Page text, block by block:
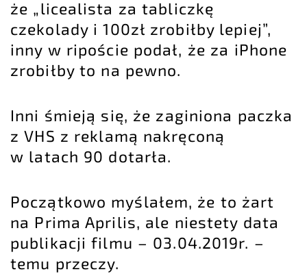
że „licealista za tabliczkę
czekolady i 100zł zrobiłby lepiej”,
inny w ripoście podał, że za iPhone
zrobiłby to na pewno.
Inni śmieją się, że zaginiona paczka
z VHS z reklamą nakręconą
w latach 90 dotarła.
Początkowo myślałem, że to żart
na Prima Aprilis, ale niestety data
publikacji filmu – 03.04.2019r. –
temu przeczy.